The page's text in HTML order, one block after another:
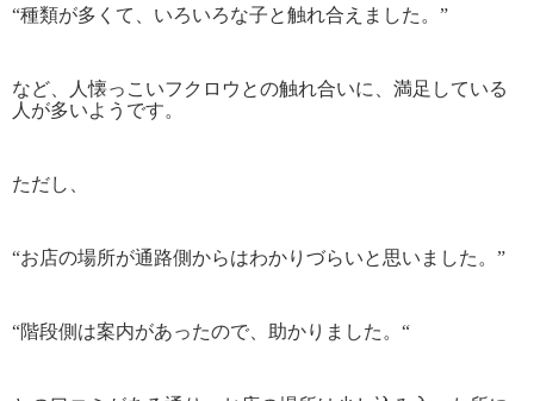
“種類が多くて、いろいろな子と触れ合えました。”
など、人懐っこいフクロウとの触れ合いに、満足している
人が多いようです。
ただし、
“お店の場所が通路側からはわかりづらいと思いました。”
“階段側は案内があったので、助かりました。 “